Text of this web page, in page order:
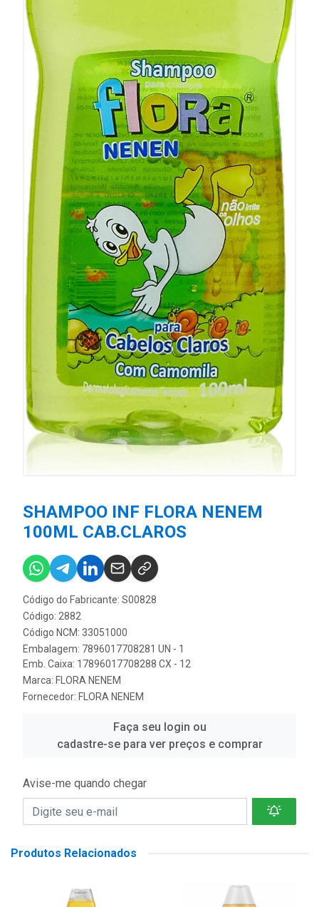
SHAMPOO INF FLORA NENEM
100ML CAB.CLAROS
Código do Fabricante: S00828
Código: 2882
Código NCM: 33051000
Embalagem: 7896017708281 UN - 1
Emb. Caixa: 17896017708288 CX - 12
Marca: FLORA NENEM
Fornecedor: FLORA NENEM
Faça seu login ou
cadastre-se para ver preços e comprar
Avise-me quando chegar
Produtos Relacionados